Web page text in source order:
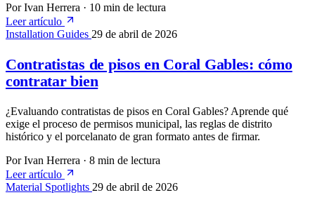
Por Ivan Herrera · 10 min de lectura
Leer artículo
Installation Guides 29 de abril de 2026
Contratistas de pisos en Coral Gables: cómo
contratar bien
¿Evaluando contratistas de pisos en Coral Gables? Aprende qué
exige el proceso de permisos municipal, las reglas de distrito
histórico y el porcelanato de gran formato antes de firmar.
Por Ivan Herrera · 8 min de lectura
Leer artículo
Material Spotlights 29 de abril de 2026